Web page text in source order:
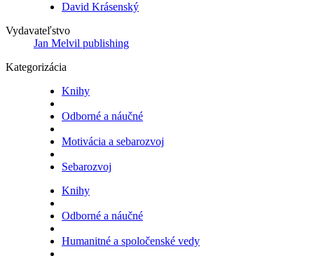
David Krásenský
Vydavateľstvo
Jan Melvil publishing
Kategorizácia
Knihy
Odborné a náučné
Motivácia a sebarozvoj
Sebarozvoj
Knihy
Odborné a náučné
Humanitné a spoločenské vedy